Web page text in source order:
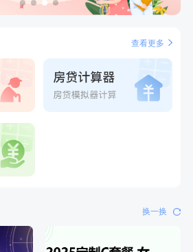
成功预约了关怀老人B套餐
查看更多
换一换